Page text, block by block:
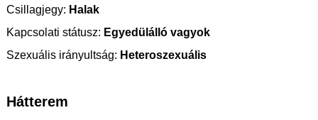
Csillagjegy: Halak
Kapcsolati státusz: Egyedülálló vagyok
Szexuális irányultság: Heteroszexuális
Hátterem